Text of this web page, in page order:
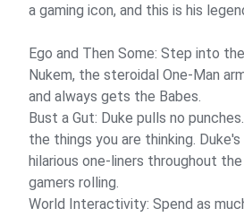
a gaming icon, and this is his
Ego and Then Some: Step into
Nukem, the steroidal One-Man
and always gets the Babes.
Bust a Gut: Duke pulls no
the things you are thinking.
hilarious one-liners throughout
gamers rolling.
World Interactivity: Spend as